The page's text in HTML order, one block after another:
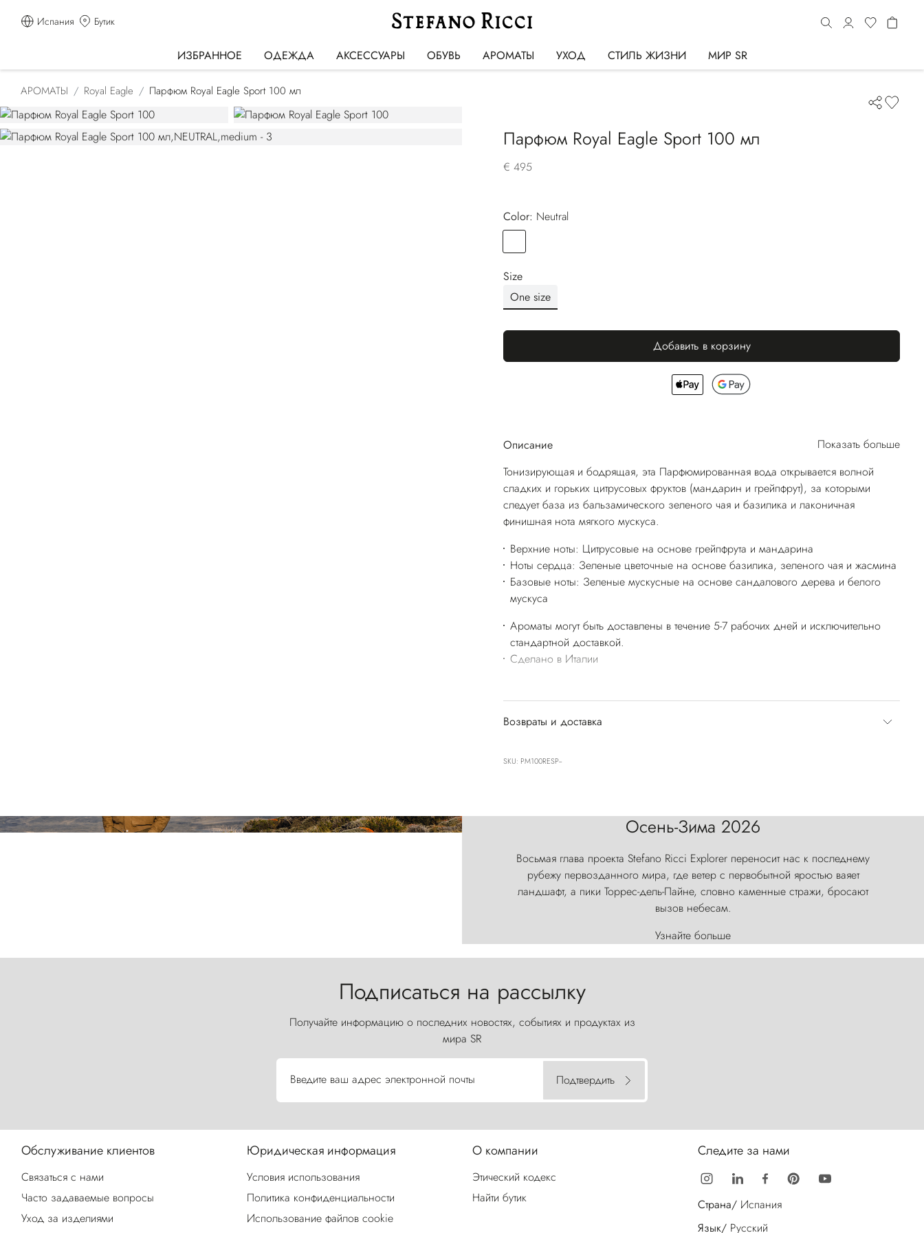
Испания Бутик
ИЗБРАННОЕ ОДЕЖДА АКСЕССУАРЫ ОБУВЬ АРОМАТЫ УХОД СТИЛЬ ЖИЗНИ МИР SR
АРОМАТЫ Royal Eagle Парфюм Royal Eagle Sport 100 мл
Парфюм Royal Eagle Sport 100 мл
€ 495
Color:
neutral
Size
One size
Добавить в корзину
Описание
Показать больше
Тонизирующая и бодрящая, эта Парфюмированная вода открывается волной
сладких и горьких цитрусовых фруктов (мандарин и грейпфрут), за которыми
следует база из бальзамического зеленого чая и базилика и лаконичная
финишная нота мягкого мускуса.
Верхние ноты: Цитрусовые на основе грейпфрута и мандарина
Ноты сердца: Зеленые цветочные на основе базилика, зеленого чая и жасмина
Базовые ноты: Зеленые мускусные на основе сандалового дерева и белого
мускуса
Ароматы могут быть доставлены в течение 5-7 рабочих дней и исключительно
стандартной доставкой.
Сделано в Италии
Возвраты и доставка
SKU: PM100RESP--
Осень-Зима 2026
Восьмая глава проекта Stefano Ricci Explorer переносит нас к последнему
рубежу первозданного мира, где ветер с первобытной яростью ваяет
ландшафт, а пики Торрес-дель-Пайне, словно каменные стражи, бросают
вызов небесам.
Узнайте больше
Подписаться на рассылку
Получайте информацию о последних новостях, событиях и продуктах из
мира SR
Введите ваш адрес электронной почты Подтвердить
Обслуживание клиентов
Связаться с нами
Часто задаваемые вопросы
Уход за изделиями
Юридическая информация
Условия использования
Политика конфиденциальности
Использование файлов cookie
О компании
Этический кодекс
Найти бутик
Следите за нами
Страна/ Испания
Язык/ Русский